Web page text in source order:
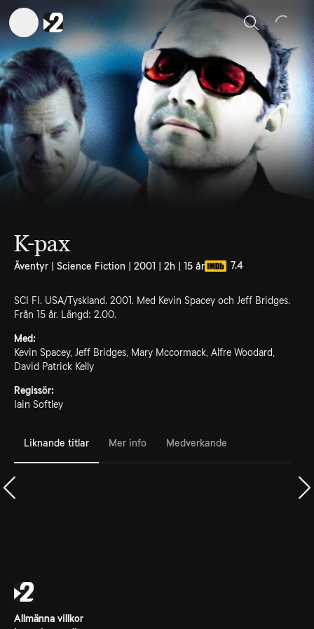
Sök
K-pax
Äventyr | Science Fiction | 2001 | 2h | 15 år 7.4
SCI FI. USA/Tyskland. 2001. Med Kevin Spacey och Jeff Bridges.
Från 15 år. Längd: 2.00.
Med:
Kevin Spacey, Jeff Bridges, Mary Mccormack, Alfre Woodard,
David Patrick Kelly
Regissör:
Iain Softley
Liknande titlar Mer info Medverkande
Allmänna villkor